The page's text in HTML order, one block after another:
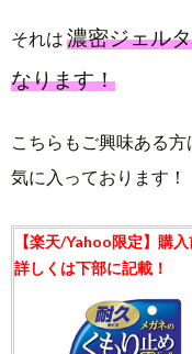
それは 濃密ジェル
なります！
こちらもご興味ある
気に入っております！